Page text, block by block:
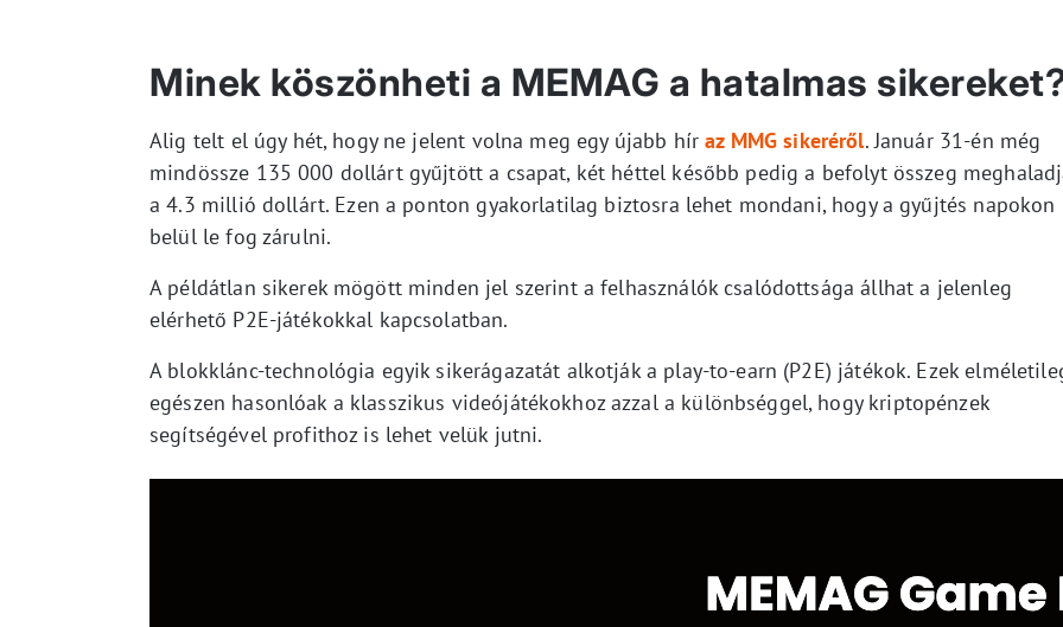
Minek köszönheti a MEMAG a hatalmas
Alig telt el úgy hét, hogy ne jelent volna meg egy újabb híraz MMG sikeréről. Január 31-én még
mindössze 135 000 dollárt gyűjtött a csapat, két héttel később pedig a befolyt összeg
a 4.3 millió dollárt. Ezen a ponton gyakorlatilag biztosra lehet mondani, hogy a gyűjtés napokon
belül le fog zárulni.
A példátlan sikerek mögött minden jel szerint a felhasználók csalódottsága állhat a jelenleg
elérhető P2E-játékokkal kapcsolatban.
A blokklánc-technológia egyik sikerágazatát alkotják a play-to-earn (P2E) játékok. Ezek
egészen hasonlóak a klasszikus videójátékokhoz azzal a különbséggel, hogy kriptopénzek
segítségével profithoz is lehet velük jutni.